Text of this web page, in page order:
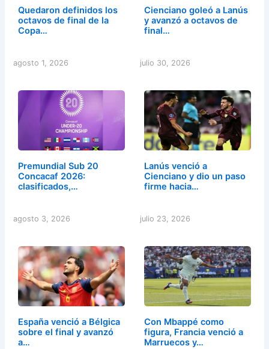
Quedaron definidos los
octavos de final de la
Copa…
agosto 1, 2026
Cienciano goleó a Lanús
y avanzó a octavos de
final…
julio 30, 2026
Premundial Sub 20
Concacaf 2026:
clasificados,…
agosto 3, 2026
Lanús venció a
Cienciano y dio un paso
firme hacia…
julio 23, 2026
España venció a Bélgica
sobre el final y avanzó
a…
Con Mbappé como
figura, Francia venció a
Marruecos y…